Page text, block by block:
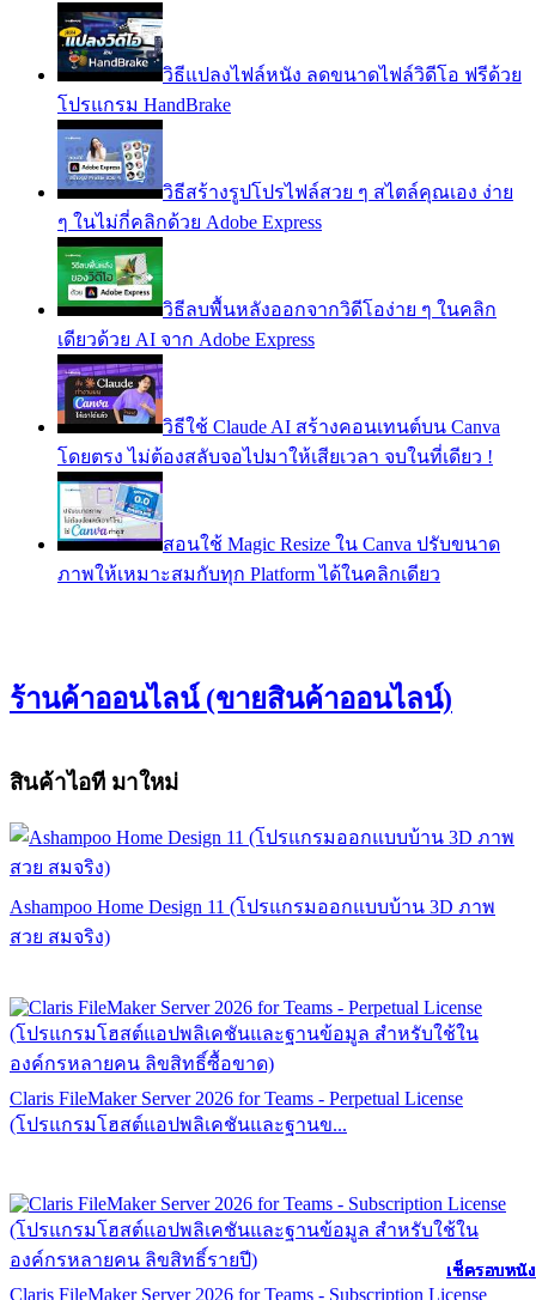
เช็ครอบหนัง
เช็ครอบหนัง
เช็ครอบหนัง
เช็ครอบหนัง
เช็ครอบหนัง
เช็ครอบหนัง
เช็ครอบหนัง
เช็ครอบหนัง
เช็ครอบหนัง
เช็ครอบหนัง
เช็ครอบหนัง
เช็ครอบหนัง
วิธีแปลงไฟล์หนัง ลดขนาดไฟล์วิดีโอ ฟรีด้วย
โปรแกรม HandBrake
วิธีสร้างรูปโปรไฟล์สวย ๆ สไตล์คุณเอง ง่าย
ๆ ในไม่กี่คลิกด้วย Adobe Express
วิธีลบพื้นหลังออกจากวิดีโอง่าย ๆ ในคลิก
เดียวด้วย AI จาก Adobe Express
วิธีใช้ Claude AI สร้างคอนเทนต์บน Canva
โดยตรง ไม่ต้องสลับจอไปมาให้เสียเวลา จบในที่เดียว !
สอนใช้ Magic Resize ใน Canva ปรับขนาด
ภาพให้เหมาะสมกับทุก Platform ได้ในคลิกเดียว
ร้านค้าออนไลน์ (ขายสินค้าออนไลน์)
สินค้าไอที มาใหม่
Ashampoo Home Design 11 (โปรแกรมออกแบบบ้าน 3D ภาพ
สวย สมจริง)
Claris FileMaker Server 2026 for Teams - Perpetual License
(โปรแกรมโฮสต์แอปพลิเคชันและฐานข...
Claris FileMaker Server 2026 for Teams - Subscription License